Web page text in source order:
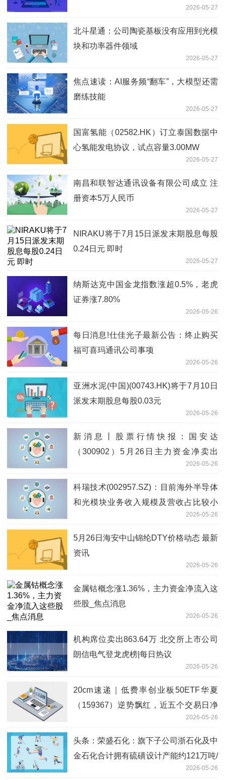
2026-05-27
北斗星通：公司陶瓷基板没有应用到光模
块和功率器件领域
2026-05-27
焦点速读：AI服务频“翻车”，大模型还需
磨练技能
2026-05-27
国富氢能（02582.HK）订立泰国数据中
心氢能发电协议，试点容量3.00MW
2026-05-27
南昌和联智达通讯设备有限公司成立 注
册资本5万人民币
2026-05-27
NIRAKU将于7月15日派发末期股息每股
0.24日元 即时
2026-05-27
纳斯达克中国金龙指数涨超0.5%，老虎
证券涨7.80%
2026-05-26
每日消息!仕佳光子最新公告：终止购买
福可喜玛通讯公司事项
2026-05-26
亚洲水泥(中国)(00743.HK)将于7月10日
派发末期股息每股0.03元
2026-05-26
新消息丨股票行情快报：国安达
（300902）5月26日主力资金净卖出
2026-05-26
科瑞技术(002957.SZ)：目前海外半导体
和光模块业务收入规模及营收占比较小
2026-05-26
5月26日海安中山锦纶DTY价格动态 最新
资讯
2026-05-26
金属钴概念涨1.36%，主力资金净流入这
些股_焦点消息
2026-05-26
机构席位卖出863.64万 北交所上市公司
朗信电气登龙虎榜|每日热议
2026-05-26
20cm速递｜低费率创业板50ETF华夏
（159367）逆势飘红，近五个交易日净
2026-05-26
头条：荣盛石化：旗下子公司浙石化及中
金石化合计拥有硫磺设计产能约121万吨/
2026-05-26